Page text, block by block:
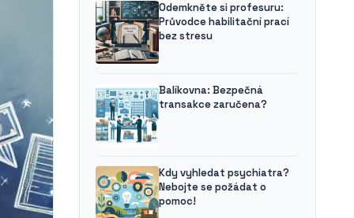
Odemkněte si profesuru:
Průvodce habilitační prací
bez stresu
Balíkovna: Bezpečná
transakce zaručena?
Kdy vyhledat psychiatra?
Nebojte se požádat o
pomoc!